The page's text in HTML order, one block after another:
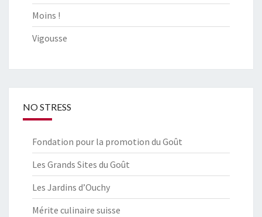
Moins !
Vigousse
NO STRESS
Fondation pour la promotion du Goût
Les Grands Sites du Goût
Les Jardins d’Ouchy
Mérite culinaire suisse